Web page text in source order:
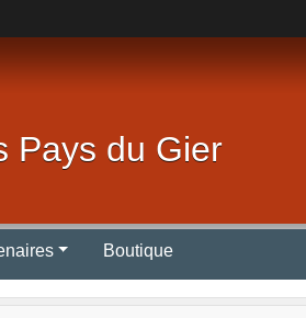
Pays du Gier
Boutique